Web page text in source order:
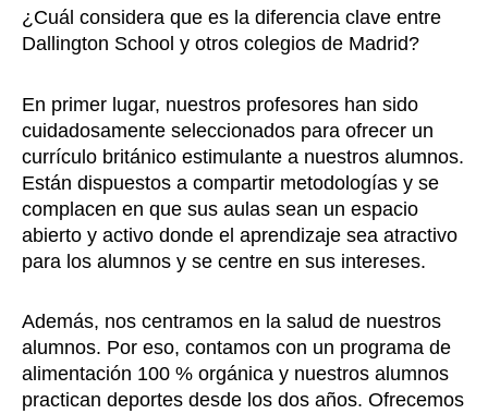
¿Cuál considera que es la diferencia clave entre
Dallington School y otros colegios de Madrid?
En primer lugar, nuestros profesores han sido
cuidadosamente seleccionados para ofrecer un
currículo británico estimulante a nuestros alumnos.
Están dispuestos a compartir metodologías y se
complacen en que sus aulas sean un espacio
abierto y activo donde el aprendizaje sea atractivo
para los alumnos y se centre en sus intereses.
Además, nos centramos en la salud de nuestros
alumnos. Por eso, contamos con un programa de
alimentación 100 % orgánica y nuestros alumnos
practican deportes desde los dos años. Ofrecemos